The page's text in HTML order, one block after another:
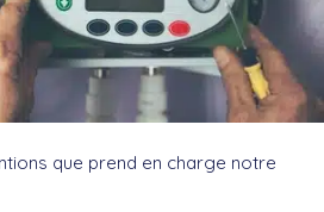
que prend en charge notre